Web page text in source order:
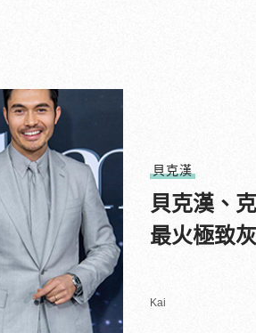
貝克漢
貝克漢、
最火極致
Kai